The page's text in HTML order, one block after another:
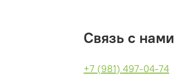
Связь с нами
+7 (981) 497-04-74